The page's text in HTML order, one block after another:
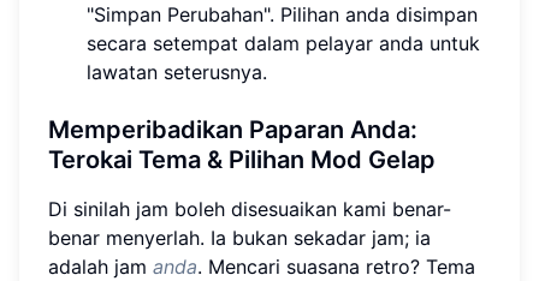
"Simpan Perubahan". Pilihan anda disimpan
secara setempat dalam pelayar anda untuk
lawatan seterusnya.
Memperibadikan Paparan Anda:
Terokai Tema & Pilihan Mod Gelap
Di sinilah jam boleh disesuaikan kami benar-
benar menyerlah. Ia bukan sekadar jam; ia
adalah jam anda. Mencari suasana retro? Tema